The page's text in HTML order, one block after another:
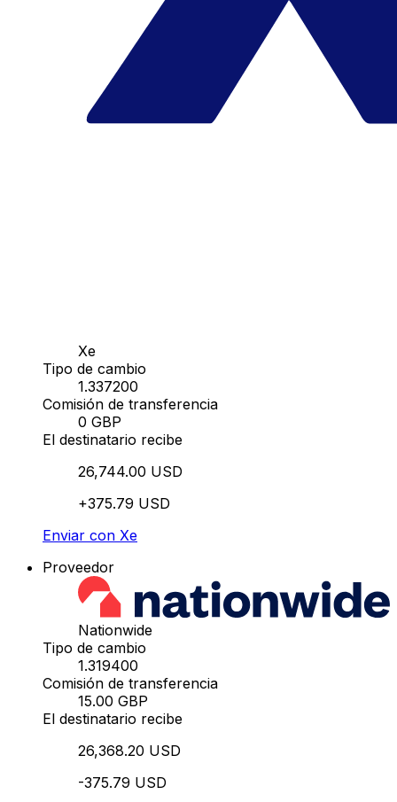
Xe
Tipo de cambio
1.337200
Comisión de transferencia
0 GBP
El destinatario recibe
26,744.00 USD
+375.79 USD
Enviar con Xe
Proveedor
Nationwide
Tipo de cambio
1.319400
Comisión de transferencia
15.00 GBP
El destinatario recibe
26,368.20 USD
-375.79 USD